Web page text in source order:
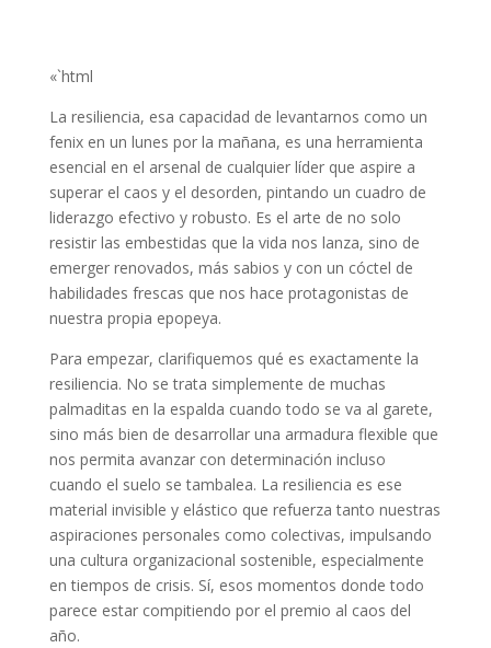
«`html
La resiliencia, esa capacidad de levantarnos como un
fenix en un lunes por la mañana, es una herramienta
esencial en el arsenal de cualquier líder que aspire a
superar el caos y el desorden, pintando un cuadro de
liderazgo efectivo y robusto. Es el arte de no solo
resistir las embestidas que la vida nos lanza, sino de
emerger renovados, más sabios y con un cóctel de
habilidades frescas que nos hace protagonistas de
nuestra propia epopeya.
Para empezar, clarifiquemos qué es exactamente la
resiliencia. No se trata simplemente de muchas
palmaditas en la espalda cuando todo se va al garete,
sino más bien de desarrollar una armadura flexible que
nos permita avanzar con determinación incluso
cuando el suelo se tambalea. La resiliencia es ese
material invisible y elástico que refuerza tanto nuestras
aspiraciones personales como colectivas, impulsando
una cultura organizacional sostenible, especialmente
en tiempos de crisis. Sí, esos momentos donde todo
parece estar compitiendo por el premio al caos del
año.